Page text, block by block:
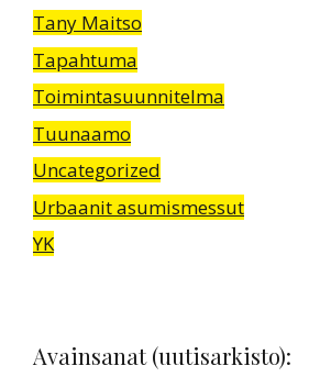
Tany Maitso
Tapahtuma
Toimintasuunnitelma
Tuunaamo
Uncategorized
Urbaanit asumismessut
YK
Avainsanat (uutisarkisto):